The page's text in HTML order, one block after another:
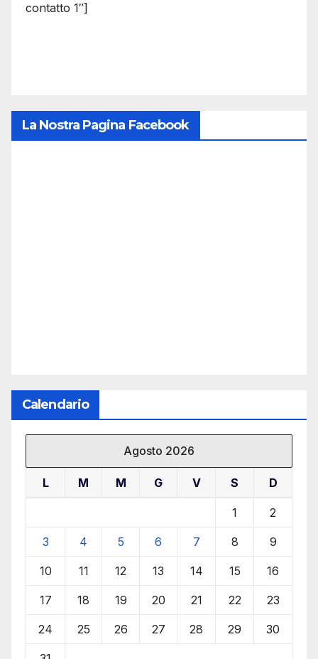
contatto 1″]
La Nostra Pagina Facebook
Calendario
Agosto 2026
L M M G V S D
1 2
3 4 5 6 7 8 9
10 11 12 13 14 15 16
17 18 19 20 21 22 23
24 25 26 27 28 29 30